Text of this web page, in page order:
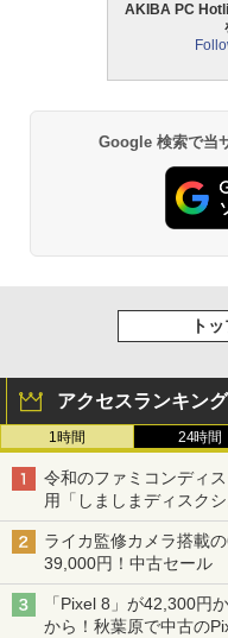
AKIBA PC
Google 検索で当
ト
アクセスランキング
1時間 24時間
令和のファミコンディ
用「しましまディスクシ
ライカ監修カメラ搭載
39,000円！中古セール
「Pixel 8」が42,300円
から！秋葉原で中古の